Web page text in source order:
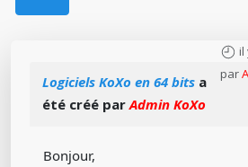
il
par
Logiciels KoXo en 64 bits a
été créé parAdmin KoXo
Bonjour,